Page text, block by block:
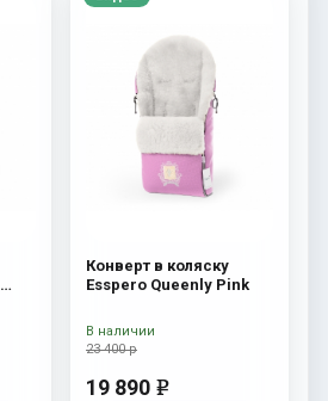
Конверт в коляску
Esspero Queenly Pink
23 400 р
19 890 e
В наличии